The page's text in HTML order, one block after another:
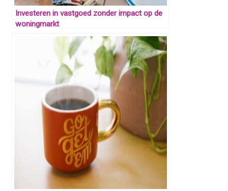
Investeren in vastgoed zonder impact op de
woningmarkt